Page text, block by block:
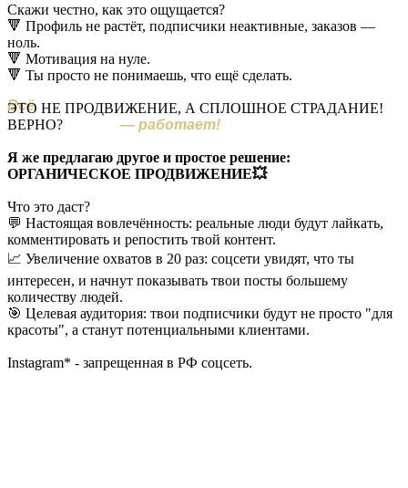
Всё что ты здесь узнаешь и
чему научишься — работает!
Скажи честно, как это ощущается?
🔻 Профиль не растёт, подписчики неактивные, заказов —
ноль.
🔻 Мотивация на нуле.
🔻 Ты просто не понимаешь, что ещё сделать.
ЭТО НЕ ПРОДВИЖЕНИЕ, А СПЛОШНОЕ СТРАДАНИЕ!
ВЕРНО?
Я же предлагаю другое и простое решение:
ОРГАНИЧЕСКОЕ ПРОДВИЖЕНИЕ💥
Что это даст?
💬 Настоящая вовлечённость: реальные люди будут лайкать,
комментировать и репостить твой контент.
📈 Увеличение охватов в 20 раз: соцсети увидят, что ты
интересен, и начнут показывать твои посты большему
количеству людей.
🎯 Целевая аудитория: твои подписчики будут не просто "для
красоты", а станут потенциальными клиентами.
Instagram* - запрещенная в РФ соцсеть.